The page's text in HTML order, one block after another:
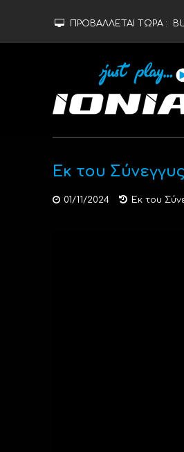
ΠΡΟΒΑΛΛΕΤΑΙ ΤΩΡΑ :
Εκ του
01/11/2024 Εκ του